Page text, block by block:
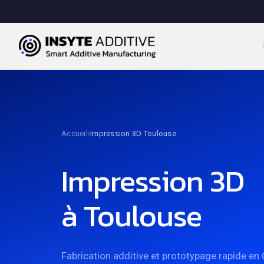
Accueil›Impression 3D Toulouse
Impression 3D
à Toulouse
Fabrication additive et prototypage rapide en